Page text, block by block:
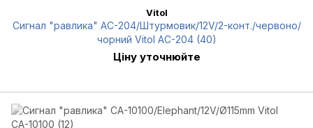
Vitol
Сигнал "равлика" AC-204/Штурмовик/12V/2-конт./червоно/
чорний Vitol AC-204 (40)
Ціну уточнюйте